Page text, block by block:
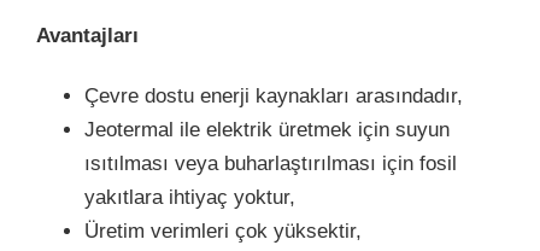
Avantajları
Çevre dostu enerji kaynakları arasındadır,
Jeotermal ile elektrik üretmek için suyun
ısıtılması veya buharlaştırılması için fosil
yakıtlara ihtiyaç yoktur,
Üretim verimleri çok yüksektir,